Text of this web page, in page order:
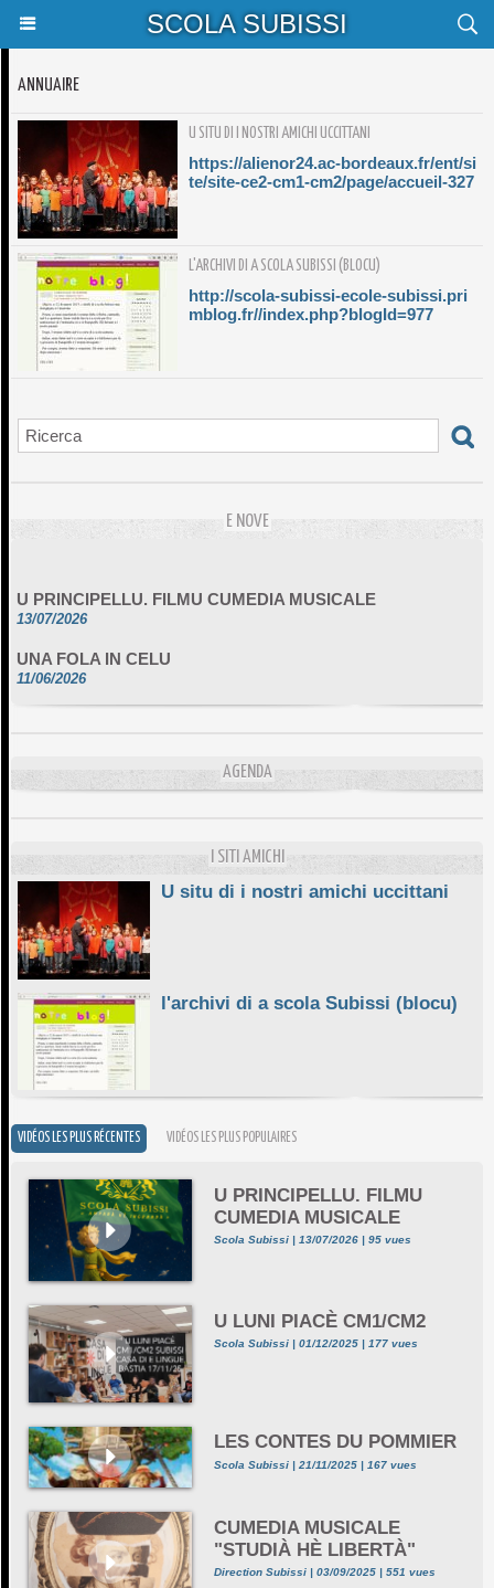
SCOLA SUBISSI
ANNUAIRE
U SITU DI I NOSTRI AMICHI UCCITTANI
https://alienor24.ac-bordeaux.fr/ent/si
te/site-ce2-cm1-cm2/page/accueil-327
L'ARCHIVI DI A SCOLA SUBISSI (BLOCU)
http://scola-subissi-ecole-subissi.pri
mblog.fr//index.php?blogId=977
E NOVE
U PRINCIPELLU. FILMU CUMEDIA MUSICALE
13/07/2026
UNA FOLA IN CELU
11/06/2026
DA SCIMULÌ
L'ESSENZIALE CHÌ GHJÈ
10/06/2026
AGENDA
I SITI AMICHI
U situ di i nostri amichi uccittani
l'archivi di a scola Subissi (blocu)
VIDÉOS LES PLUS RÉCENTES VIDÉOS LES PLUS POPULAIRES
U PRINCIPELLU. FILMU
CUMEDIA MUSICALE
Scola Subissi | 13/07/2026 | 95 vues
U LUNI PIACÈ CM1/CM2
Scola Subissi | 01/12/2025 | 177 vues
LES CONTES DU POMMIER
Scola Subissi | 21/11/2025 | 167 vues
CUMEDIA MUSICALE
"STUDIÀ HÈ LIBERTÀ"
Direction Subissi | 03/09/2025 | 551 vues